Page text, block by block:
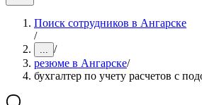
Поиск сотрудников в Ангарске
/
... /
резюме в Ангарске/
бухгалтер по учету расчетов с